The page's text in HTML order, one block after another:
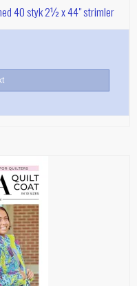
40 styk 2½ x 44" strimler